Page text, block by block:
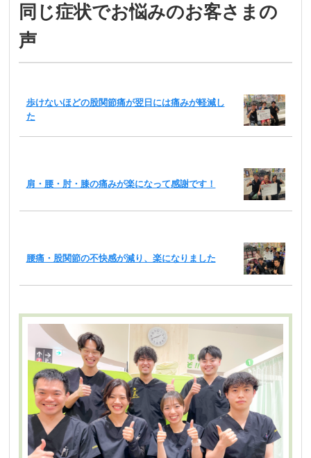
同じ症状でお悩みのお客さまの
声
歩けないほどの股関節痛が翌日には痛みが軽減し
た
肩・腰・肘・膝の痛みが楽になって感謝です！
腰痛・股関節の不快感が減り、楽になりました